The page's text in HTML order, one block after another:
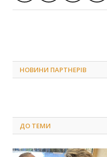
НОВИНИ ПАРТНЕРІВ
ДО ТЕМИ